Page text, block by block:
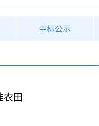
中标公示
农田